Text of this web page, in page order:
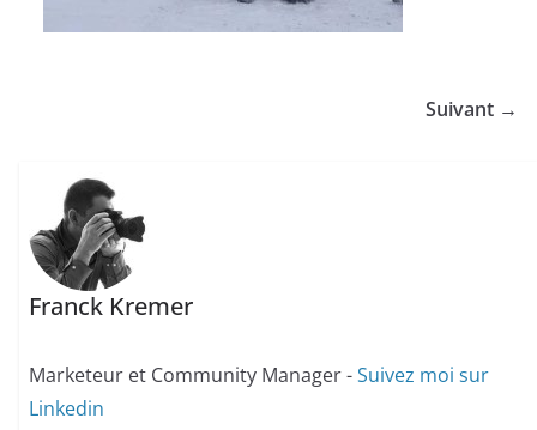
Suivant →
Franck Kremer
Marketeur et Community Manager -Suivez moi sur
Linkedin